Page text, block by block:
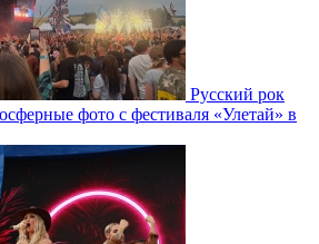
Русский рок
фото с фестиваля «Улетай» в